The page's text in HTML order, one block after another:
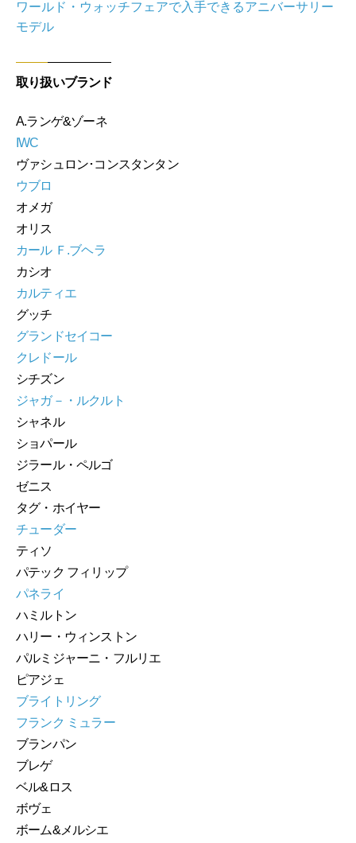
ワールド・ウォッチフェアで入手できるアニバーサリー
モデル
取り扱いブランド
A.ランゲ&ゾーネ
IWC
ヴァシュロン･コンスタンタン
ウブロ
オメガ
オリス
カール Ｆ.ブヘラ
カシオ
カルティエ
グッチ
グランドセイコー
クレドール
シチズン
ジャガ－・ルクルト
シャネル
ショパール
ジラール・ペルゴ
ゼニス
タグ・ホイヤー
チューダー
ティソ
パテック フィリップ
パネライ
ハミルトン
ハリー・ウィンストン
パルミジャーニ・フルリエ
ピアジェ
ブライトリング
フランク ミュラー
ブランパン
ブレゲ
ベル&ロス
ボヴェ
ボーム&メルシエ